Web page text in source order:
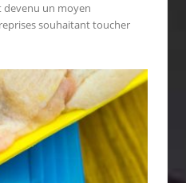
devenu un moyen
souhaitant toucher